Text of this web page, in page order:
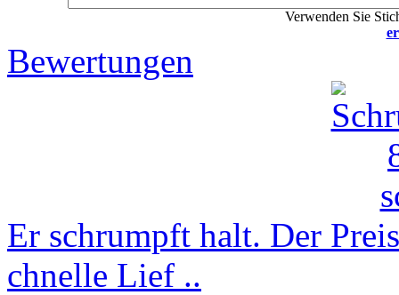
Verwenden Sie
Bewertungen
Er schrumpft halt. Der
chnelle Lief ..